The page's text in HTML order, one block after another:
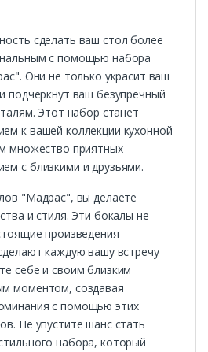
сделать ваш стол более
с помощью набора
Они не только украсит ваш
подчеркнут ваш безупречный
Этот набор станет
к вашей коллекции кухонной
множество приятных
с близкими и друзьями.
"Мадрас", вы делаете
и стиля. Эти бокалы не
произведения
каждую вашу встречу
себе и своим близким
моментом, создавая
с помощью этих
Не упустите шанс стать
набора, который